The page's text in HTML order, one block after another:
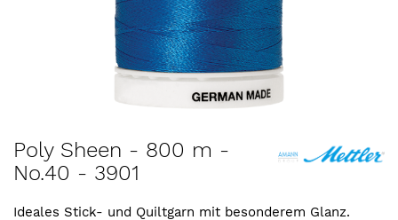
Zum
Anfang
der
springen
Poly Sheen - 800 m -
No.40 - 3901
Ideales Stick- und Quiltgarn mit besonderem Glanz.